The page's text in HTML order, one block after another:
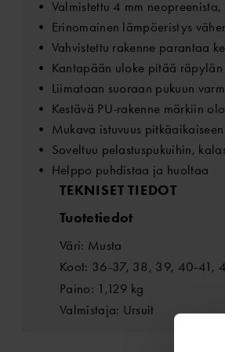
• Valmistettu 4 mm
• Erinomainen lämpöeristys
• Vahvistettu rakenne parantaa
• Kantapään uloke pitää
• Liimataan suoraan pukuun
• Kestävä PU-rakenne märkiin
• Mukava istuvuus
• Soveltuu pelastuspukuihin,
• Helppo puhdistaa ja huoltaa
TEKNISET TIEDOT
Tuotetiedot
Väri: Musta
Koot: 36-37, 38, 39, 40-41,
Paino: 1,129 kg
Valmistaja: Ursuit